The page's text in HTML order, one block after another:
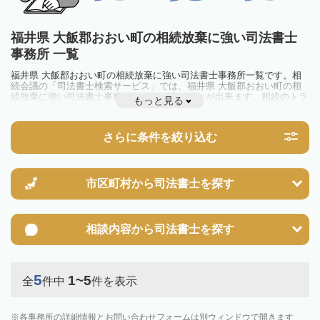
福井県 大飯郡おおい町の相続放棄に強い司法書士
事務所 一覧
福井県 大飯郡おおい町の相続放棄に強い司法書士事務所一覧です。相
続会議の「司法書士検索サービス」では、福井県 大飯郡おおい町の相
続放棄に強い司法書士事務所を一覧で見ることが出来ます。相続のトラ
ブルやお悩みを抱えている方は一度近隣の司法書士に相談してみましょ
もっと見る
さらに条件を絞り込む
市区町村から司法書士を探す
相談内容から司法書士を探す
全5件中 1~5件を表示
各事務所の詳細情報とお問い合わせフォームは別ウィンドウで開きます